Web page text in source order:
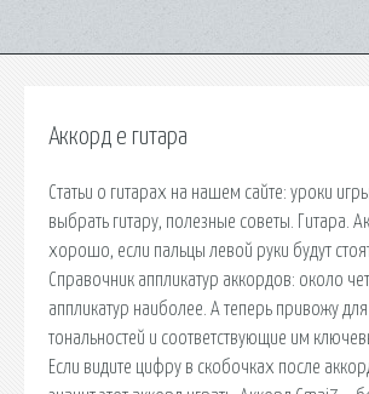
Аккорд e гитара
Статьи о гитарах на нашем сайте: уроки
выбрать гитару, полезные советы. Гитара.
хорошо, если пальцы левой руки будут
Справочник аппликатур аккордов: около
аппликатур наиболее. А теперь привожу
тональностей и соответствующие им
Если видите цифру в скобочках после